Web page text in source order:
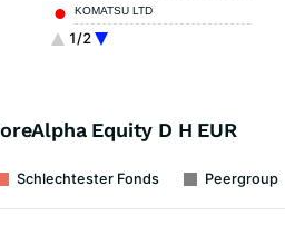
1/2
KOMATSU LTD
Sumitomo Mitsui Financial Group, Inc.
Equity D H EUR
Schlechtester Fonds Peergroup